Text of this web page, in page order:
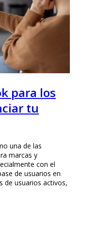
para los
tu
una de las
marcas y
con el
de usuarios en
de usuarios activos,